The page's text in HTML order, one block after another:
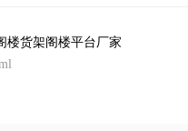
楼货架阁楼平台厂家